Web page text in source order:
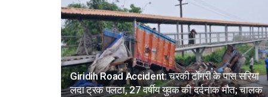
Giridih Road Accident: चरकी टोंगरी के पास सरिया
लदा ट्रक पलटा, 27 वर्षीय युवक की दर्दनाक मौत; चालक